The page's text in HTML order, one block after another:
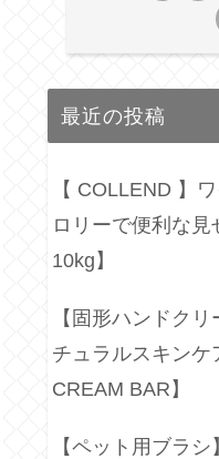
最近の投稿
【 COLLEND 】
ロリーで便利な
10kg】
【固形ハンドク
チュラルスキンケ
CREAM BAR】
【ペット用ブラ